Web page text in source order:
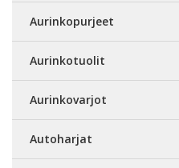
Aurinkopurjeet
Aurinkotuolit
Aurinkovarjot
Autoharjat